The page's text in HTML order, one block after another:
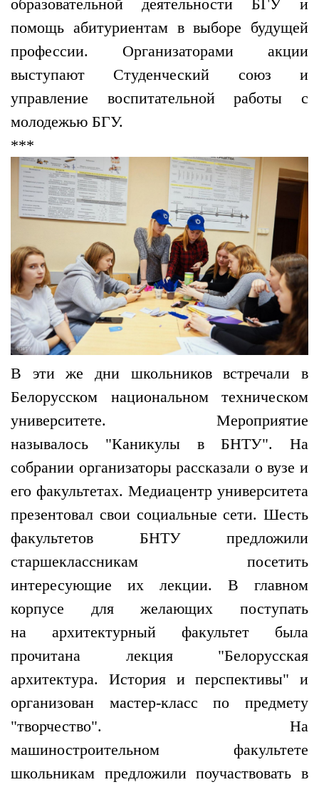
образовательной деятельности БГУ и
помощь абитуриентам в выборе будущей
профессии. Организаторами акции
выступают Студенческий союз и
управление воспитательной работы с
молодежью БГУ.
***
В эти же дни школьников встречали в
Белорусском национальном техническом
университете. Мероприятие
называлось "Каникулы в БНТУ". На
собрании организаторы рассказали о вузе и
его факультетах. Медиацентр университета
презентовал свои социальные сети. Шесть
факультетов БНТУ предложили
старшеклассникам посетить
интересующие их лекции. В главном
корпусе для желающих поступать
на архитектурный факультет была
прочитана лекция "Белорусская
архитектура. История и перспективы" и
организован мастер-класс по предмету
"творчество". На
машиностроительном факультете
школьникам предложили поучаствовать в